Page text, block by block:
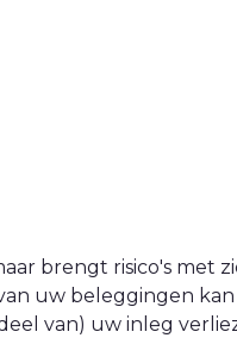
brengt risico's met
uw beleggingen
van) uw inleg